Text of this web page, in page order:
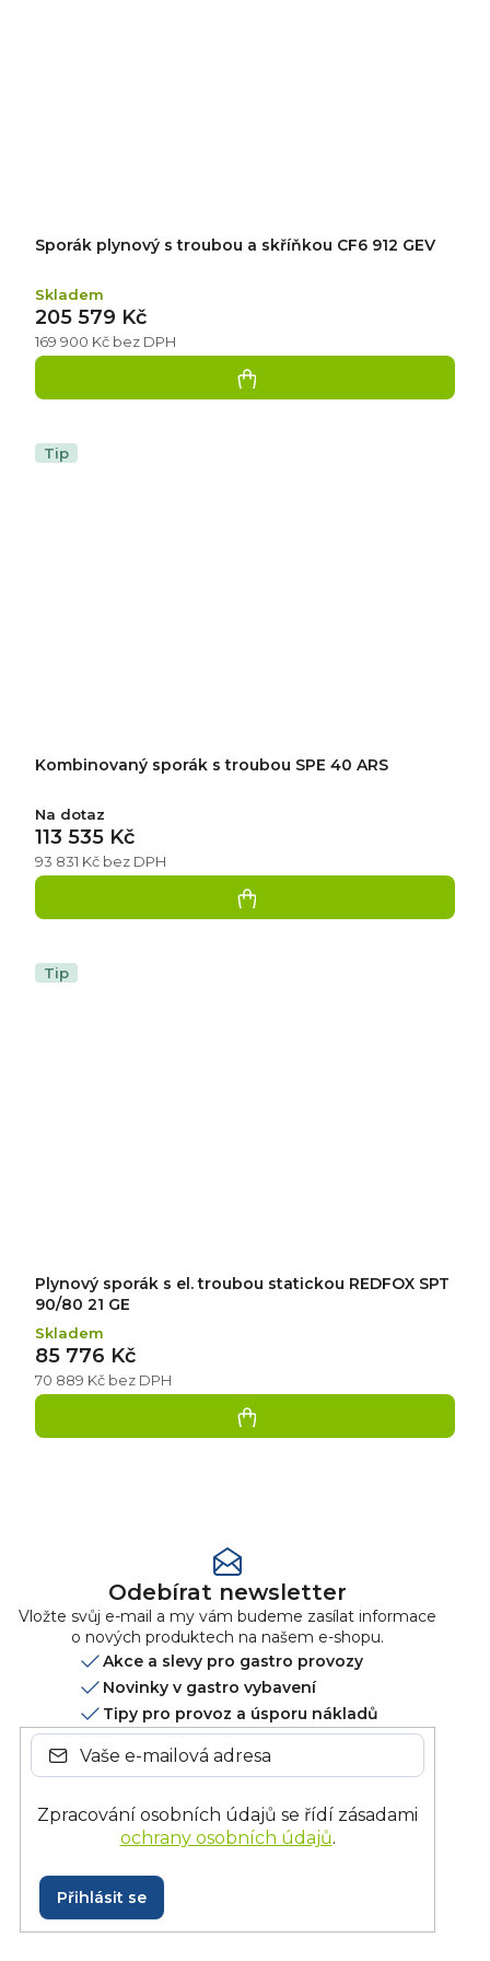
Sporák plynový s troubou a skříňkou CF6 912 GEV
Skladem
169 900 Kč bez DPH
205 579 Kč
Tip
Kombinovaný sporák s troubou SPE 40 ARS
Na dotaz
93 831 Kč bez DPH
113 535 Kč
Tip
Plynový sporák s el. troubou statickou REDFOX SPT
90/80 21 GE
Skladem
70 889 Kč bez DPH
85 776 Kč
Odebírat newsletter
Vložte svůj e-mail a my vám budeme zasílat informace
o nových produktech na našem e-shopu.
Akce a slevy pro gastro provozy
Novinky v gastro vybavení
Tipy pro provoz a úsporu nákladů
Zpracování osobních údajů se řídí zásadami
ochrany osobních údajů.
Přihlásit se